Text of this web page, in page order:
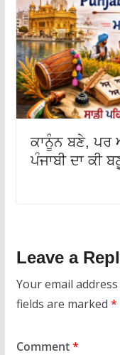
ਕਾਨੂੰਨ ਬਣੇ,
ਪੰਜਾਬੀ ਦਾ ਕੀ
Leave a
Your email
fields are marked *
Comment*